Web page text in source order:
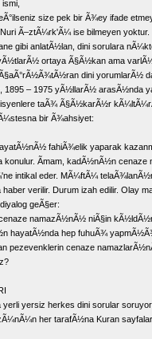
size pek bir Ã¾ey ifade
Ã–ztÃ¼rk'Ã¼ ise bilmeyen yoktur.
gibi anlatÃ½lan, dini sorulara
ortaya Ã§Ã½kan ama
dini yorumlarÃ½
1895 – 1975 yÃ½llarÃ½ arasÃ½nda
taÃ¾ Ã§Ã½karÃ½r
bir Ã¾ahsiyet:
fahiÃ¾elik yaparak
konulur. Ãmam, kadÃ½nÃ½n
intikal eder. MÃ¼ftÃ¼
verilir. Durum izah edilir. Olay
geÃ§er:
namazÃ½nÃ½ niÃ§in
hayatÃ½nda hep fuhuÃ¾
pezevenklerin cenaze
yersiz herkes dini sorular
her tarafÃ½na Kuran